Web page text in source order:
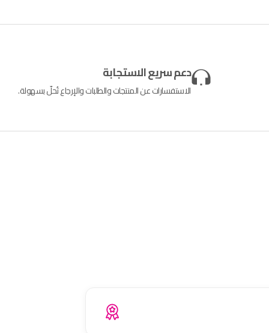
دعم سريع الاستجابة
الاستفسارات عن المنتجات والطلبات والإرجاع تُحلّ بسهولة.